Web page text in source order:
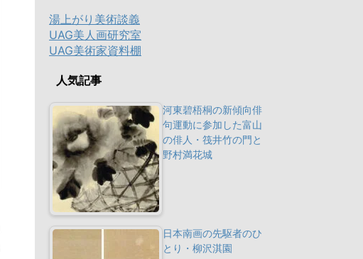
湯上がり美術談義
UAG美人画研究室
UAG美術家資料棚
人気記事
河東碧梧桐の新傾向俳
句運動に参加した富山
の俳人・筏井竹の門と
野村満花城
日本南画の先駆者のひ
とり・柳沢淇園